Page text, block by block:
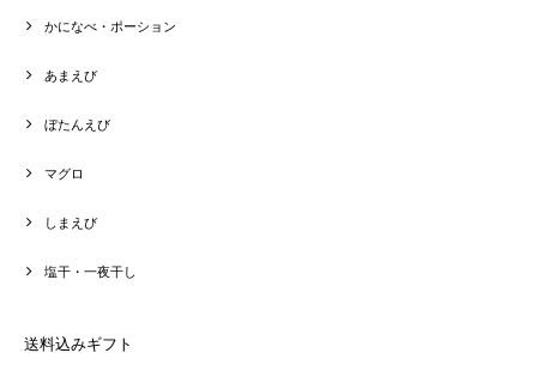
かになべ・ポーション
あまえび
ぼたんえび
マグロ
しまえび
塩干・一夜干し
送料込みギフト